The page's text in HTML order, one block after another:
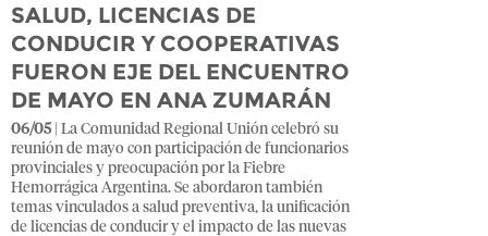
SALUD, LICENCIAS DE
CONDUCIR Y COOPERATIVAS
FUERON EJE DEL ENCUENTRO
DE MAYO EN ANA ZUMARÁN
06/05 | La Comunidad Regional Unión celebró su
reunión de mayo con participación de funcionarios
provinciales y preocupación por la Fiebre
Hemorrágica Argentina. Se abordaron también
temas vinculados a salud preventiva, la unificación
de licencias de conducir y el impacto de las nuevas